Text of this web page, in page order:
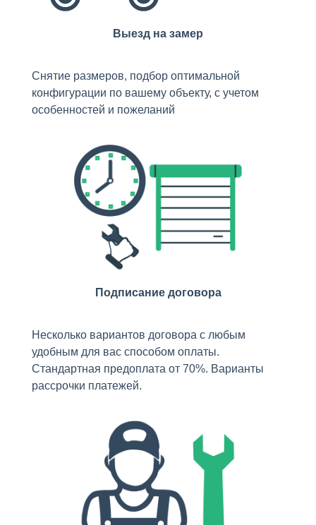
Выезд на замер
Снятие размеров, подбор оптимальной
конфигурации по вашему объекту, с учетом
особенностей и пожеланий
Подписание договора
Несколько вариантов договора с любым
удобным для вас способом оплаты.
Стандартная предоплата от 70%. Варианты
рассрочки платежей.